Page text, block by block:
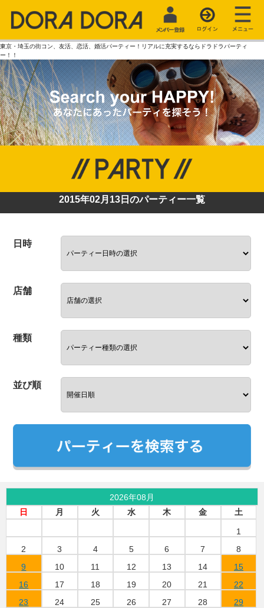
東京・埼玉の街コン、友活、恋活、婚活パーティー！リアルに充実するならドラドラパーティ
ー！！
2015年02月13日のパーティー一覧
日時
店舗
種類
並び順
2026年08月
日
月 火 水 木 金 土
1
2
3 4 5 6 7
8
9
10 11 12 13 14
15
16
17 18 19 20 21
22
23
24 25 26 27 28
29